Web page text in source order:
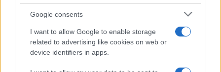
Google consents
I want to allow Google to enable storage
related to advertising like cookies on web or
device identifiers in apps.
Condividi l'articolo
F T
w
Pi W S